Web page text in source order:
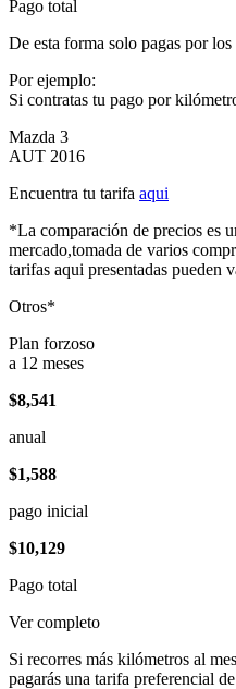
Pago total
De esta forma solo pagas por
Por ejemplo:
Si contratas tu pago por
Mazda 3
AUT 2016
Encuentra tu tarifa aqui
*La comparación de precios es
mercado,tomada de varios
tarifas aqui presentadas pueden
Otros*
Plan forzoso
a 12 meses
$8,541
anual
$1,588
pago inicial
$10,129
Pago total
Ver completo
Si recorres más kilómetros al
pagarás una tarifa preferencial de